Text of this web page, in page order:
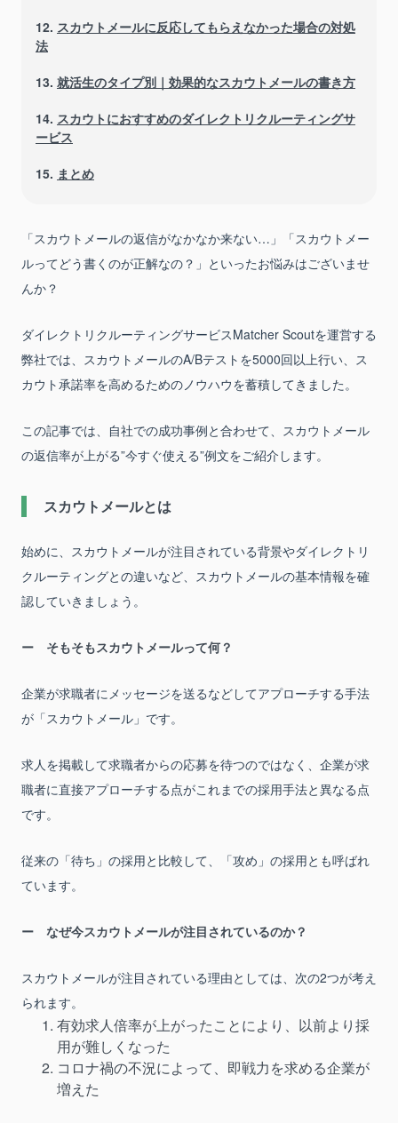
12. スカウトメールに反応してもらえなかった場合の対処
法
13. 就活生のタイプ別｜効果的なスカウトメールの書き方
14. スカウトにおすすめのダイレクトリクルーティングサ
ービス
15. まとめ
「スカウトメールの返信がなかなか来ない…」「スカウトメー
ルってどう書くのが正解なの？」といったお悩みはございませ
んか？
ダイレクトリクルーティングサービスMatcher Scoutを運営する
弊社では、スカウトメールのA/Bテストを5000回以上行い、ス
カウト承諾率を高めるためのノウハウを蓄積してきました。
この記事では、自社での成功事例と合わせて、スカウトメール
の返信率が上がる”今すぐ使える”例文をご紹介します。
スカウトメールとは
始めに、スカウトメールが注目されている背景やダイレクトリ
クルーティングとの違いなど、スカウトメールの基本情報を確
認していきましょう。
そもそもスカウトメールって何？
企業が求職者にメッセージを送るなどしてアプローチする手法
が「スカウトメール」です。
求人を掲載して求職者からの応募を待つのではなく、企業が求
職者に直接アプローチする点がこれまでの採用手法と異なる点
です。
従来の「待ち」の採用と比較して、「攻め」の採用とも呼ばれ
ています。
なぜ今スカウトメールが注目されているのか？
スカウトメールが注目されている理由としては、次の2つが考え
られます。
有効求人倍率が上がったことにより、以前より採
用が難しくなった
コロナ禍の不況によって、即戦力を求める企業が
増えた